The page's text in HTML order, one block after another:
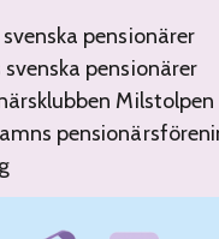
pensionärer
pensionärer
Milstolpen